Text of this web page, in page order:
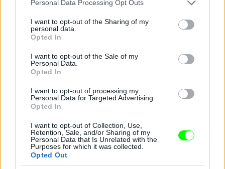
not limited to your visit or usage behaviour. You may click to
grant or deny consent to Google and its third-party tags to
use your data for below specified purposes in below Google
consent section.
Personal Data Processing Opt Outs
I want to opt-out of the Sharing of my
personal data.
Opted In
I want to opt-out of the Sale of my
Personal Data.
Opted In
I want to opt-out of processing my
Personal Data for Targeted Advertising.
Opted In
I want to opt-out of Collection, Use,
Retention, Sale, and/or Sharing of my
Personal Data that Is Unrelated with the
Purposes for which it was collected.
Opted Out